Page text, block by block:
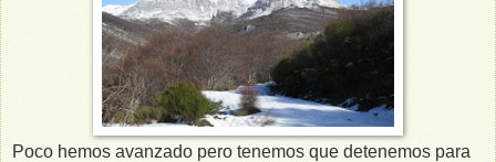
Poco hemos avanzado pero tenemos que detenemos para